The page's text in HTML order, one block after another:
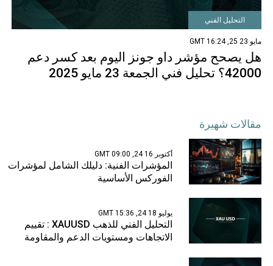
التحليل الفني
مايو 23 25, 16:24 GMT
هل يصحح مؤشر داو جونز اليوم بعد كسر دعم
42000؟ تحليل فني الجمعة 23 مايو 2025
مقالات شهيرة
أكتوبر 16 24, 09:00 GMT
المؤشرات الفنية: دليلك الشامل لمؤشرات
الفوركس الأساسية
يوليو 18 24, 15:36 GMT
التحليل الفني للذهب XAUUSD : تقييم
الاتجاهات ومستويات الدعم والمقاومة